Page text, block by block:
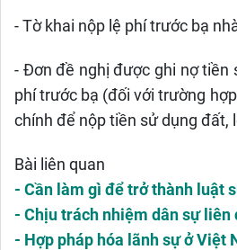
- Tờ khai nộp lệ phí trước bạ
- Đơn đề nghị được ghi nợ tiền
phí trước bạ (đối với trường
chính để nộp tiền sử dụng đất,
Bài liên quan
- Cần làm gì để trở thành luật
- Chịu trách nhiệm dân sự liên
- Hợp pháp hóa lãnh sự ở Việt